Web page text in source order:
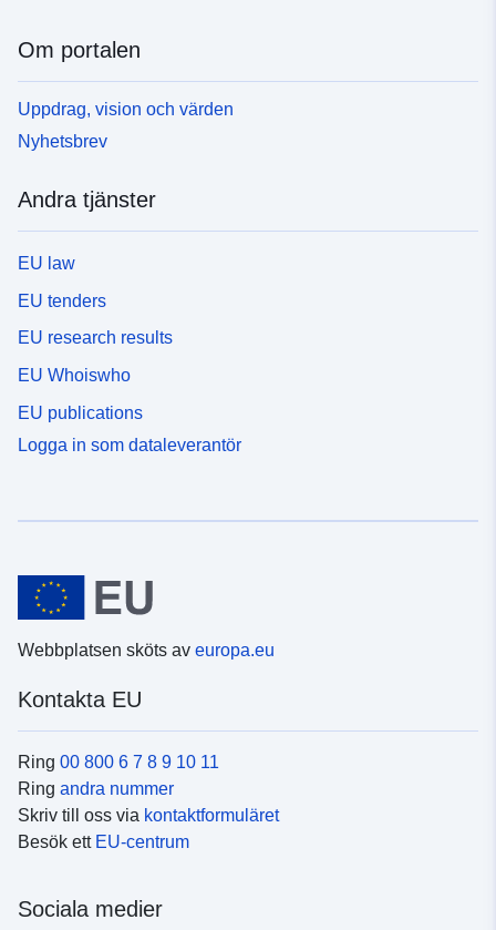
Om portalen
Uppdrag, vision och värden
Nyhetsbrev
Andra tjänster
EU law
EU tenders
EU research results
EU Whoiswho
EU publications
Logga in som dataleverantör
Webbplatsen sköts av europa.eu
Kontakta EU
Ring 00 800 6 7 8 9 10 11
Ring andra nummer
Skriv till oss via kontaktformuläret
Besök ett EU-centrum
Sociala medier